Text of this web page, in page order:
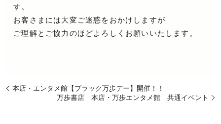
す。
お客さまには大変ご迷惑をおかけしますが
ご理解とご協力のほどよろしくお願いいたします。
本店・エンタメ館【ブラック万歩デー】開催！！
万歩書店 本店・万歩エンタメ館 共通イベント